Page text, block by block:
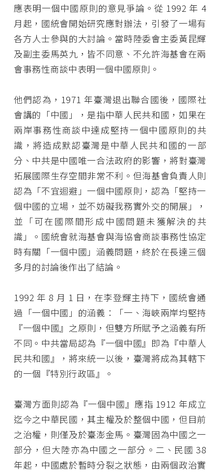
應表明一個中國原則的意見爭論。從 1992 年 4
月起，國統會開始研究應對辦法，引發了一場有
各方人士參與的大討論。當時陸委會主委黃昆輝
及副主委馬英九，皆不同意、不允許海基會在兩
會事務性商談中表明一個中國原則。
他們認為，1971 年臺灣退出聯合國後，國際社
會講的「中國」，是指中華人民共和國，如果在
兩岸事務性商談中達成堅持一個中國原則的共
識，將造成默認臺灣是中華人民共和國的一部
分、中共是中國唯一合法政府的影響，將對臺灣
拓展國際生存空間非常不利。但海基會負責人則
認為「不宜迴避」一個中國原則，認為「堅持一
個中國的立場，並不妨礙我務實外交的開展」，
並「可在國際間形成中國問題未獲解決的共
識」。國統會就海基會與海協會商談事務性協定
時有關「一個中國」涵義問題，終於在長達三個
多月的討論後作出了結論。
1992 年 8 月 1 日，在李登輝主持下，國統會通
過「一個中國」的涵義：「一、海峽兩岸均堅持
『一個中國』之原則，但雙方所賦予之涵義有所
不同。中共當局認為『一個中國』即為『中華人
民共和國』，將來統一以後，臺灣將成為其轄下
的一個『特別行政區』。
臺灣方面則認為『一個中國』應指 1912 年成立
迄今之中華民國，其主權及於整個中國，但目前
之治權，則僅及於臺澎金馬。臺灣固為中國之一
部分，但大陸亦為中國之一部分。二、民國 38
年起，中國處於暫時分裂之狀態，由兩個政治實